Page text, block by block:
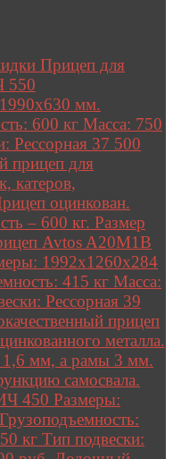
Прицеп для
550
мм.
600 кг Масса: 750
Рессорная 37 500
прицеп для
катеров,
оцинкован.
– 600 кг. Размер
Avtos A20M1B
1992х1260х284
415 кг Масса:
Рессорная 39
прицеп
металла.
1,6 мм, а рамы 3 мм.
самосвала.
450 Размеры:
кг Тип подвески: